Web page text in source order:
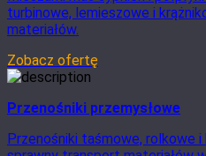
turbinowe, lemieszowe i
materiałów.
Zobacz ofertę
Przenośniki przemysłowe
Przenośniki taśmowe, rolkowe i